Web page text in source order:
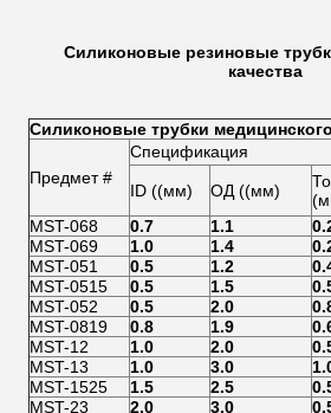
Силиконовые резиновые
качества
Силиконовые трубки
Предмет #
Спецификация
ID ((мм) ОД ((мм)
MST-068
0.7 1.1
MST-069
1.0 1.4
MST-051
0.5 1.2
MST-0515
0.5 1.5
MST-052
0.5 2.0
MST-0819
0.8 1.9
MST-12
1.0 2.0
MST-13
1.0 3.0
MST-1525
1.5 2.5
MST-23
2.0 3.0